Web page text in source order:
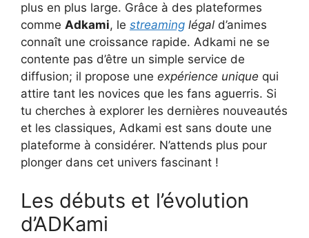
plus en plus large. Grâce à des plateformes
comme Adkami, le streaming légal d’animes
connaît une croissance rapide. Adkami ne se
contente pas d’être un simple service de
diffusion; il propose une expérience unique qui
attire tant les novices que les fans aguerris. Si
tu cherches à explorer les dernières nouveautés
et les classiques, Adkami est sans doute une
plateforme à considérer. N’attends plus pour
plonger dans cet univers fascinant !
Les débuts et l’évolution
d’ADKami